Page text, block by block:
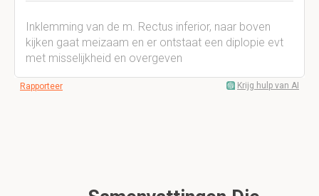
Inklemming van de m. Rectus inferior, naar boven
kijken gaat meizaam en er ontstaat een diplopie evt
met misselijkheid en overgeven
Rapporteer Krijg hulp van AI